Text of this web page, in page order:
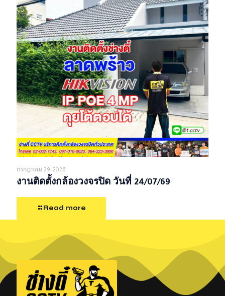
กรกฎาคม 29, 2026
งานติดตั้งกล้องวงจรปิด วันที่ 24/07/69
Read more